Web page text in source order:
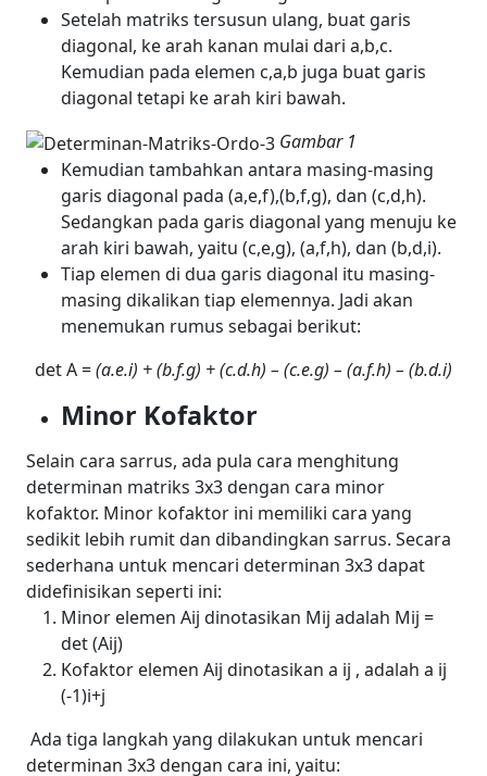
Setelah matriks tersusun ulang, buat garis
diagonal, ke arah kanan mulai dari a,b,c.
Kemudian pada elemen c,a,b juga buat garis
diagonal tetapi ke arah kiri bawah.
Gambar 1
Kemudian tambahkan antara masing-masing
garis diagonal pada (a,e,f),(b,f,g), dan (c,d,h).
Sedangkan pada garis diagonal yang menuju ke
arah kiri bawah, yaitu (c,e,g), (a,f,h), dan (b,d,i).
Tiap elemen di dua garis diagonal itu masing-
masing dikalikan tiap elemennya. Jadi akan
menemukan rumus sebagai berikut:
det A =(a.e.i) + (b.f.g) + (c.d.h) – (c.e.g) – (a.f.h) – (b.d.i)
Minor Kofaktor
Selain cara sarrus, ada pula cara menghitung
determinan matriks 3x3 dengan cara minor
kofaktor. Minor kofaktor ini memiliki cara yang
sedikit lebih rumit dan dibandingkan sarrus. Secara
sederhana untuk mencari determinan 3x3 dapat
didefinisikan seperti ini:
Minor elemen Aij dinotasikan Mij adalah Mij =
det (Aij)
Kofaktor elemen Aij dinotasikan a ij , adalah a ij
(-1)i+j
Ada tiga langkah yang dilakukan untuk mencari
determinan 3x3 dengan cara ini, yaitu: